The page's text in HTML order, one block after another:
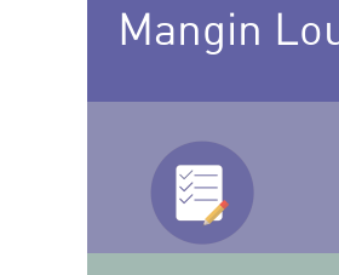
Mangin